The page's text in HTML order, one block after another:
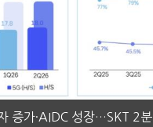
증가·AIDC 성장…SKT 2